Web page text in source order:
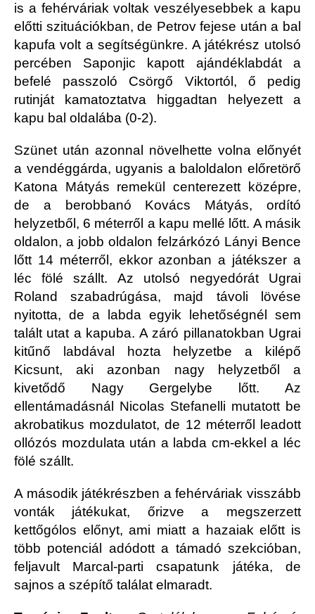
is a fehérváriak voltak veszélyesebbek a kapu
előtti szituációkban, de Petrov fejese után a bal
kapufa volt a segítségünkre. A játékrész utolsó
percében Saponjic kapott ajándéklabdát a
befelé passzoló Csörgő Viktortól, ő pedig
rutinját kamatoztatva higgadtan helyezett a
kapu bal oldalába (0-2).
Szünet után azonnal növelhette volna előnyét
a vendéggárda, ugyanis a baloldalon előretörő
Katona Mátyás remekül centerezett középre,
de a berobbanó Kovács Mátyás, ordító
helyzetből, 6 méterről a kapu mellé lőtt. A másik
oldalon, a jobb oldalon felzárkózó Lányi Bence
lőtt 14 méterről, ekkor azonban a játékszer a
léc fölé szállt. Az utolsó negyedórát Ugrai
Roland szabadrúgása, majd távoli lövése
nyitotta, de a labda egyik lehetőségnél sem
talált utat a kapuba. A záró pillanatokban Ugrai
kitűnő labdával hozta helyzetbe a kilépő
Kicsunt, aki azonban nagy helyzetből a
kivetődő Nagy Gergelybe lőtt. Az
ellentámadásnál Nicolas Stefanelli mutatott be
akrobatikus mozdulatot, de 12 méterről leadott
ollózós mozdulata után a labda cm-ekkel a léc
fölé szállt.
A második játékrészben a fehérváriak visszább
vonták játékukat, őrizve a megszerzett
kettőgólos előnyt, ami miatt a hazaiak előtt is
több potenciál adódott a támadó szekcióban,
feljavult Marcal-parti csapatunk játéka, de
sajnos a szépítő találat elmaradt.